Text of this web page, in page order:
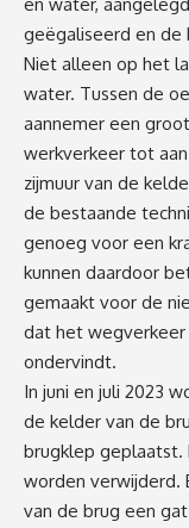
geëgaliseerd en
Niet alleen op het
water. Tussen de
aannemer een
werkverkeer tot
zijmuur van de
de bestaande
genoeg voor een
kunnen daardoor
gemaakt voor de
dat het wegverkeer
ondervindt.
In juni en juli 2023
de kelder van de
brugklep geplaatst.
worden verwijderd.
van de brug een